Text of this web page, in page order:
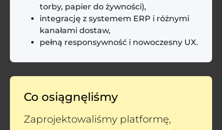
torby, papier do żywności),
integrację z systemem ERP i różnymi
kanałami dostaw,
pełną responsywność i nowoczesny UX.
Co osiągnęliśmy
Zaprojektowaliśmy platformę,